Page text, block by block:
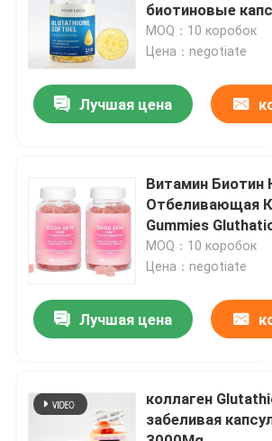
видео
О нас
Проверка качества
Свяжитесь мы
Спросите цитату
Дополнение Maca травяное
биотиновые
Антивозрастные
MOQ：10 коробок
Цена：negotiate
Лучшая цена
Витамин Биотин
Отбеливающая
Gummies
Красоты Волос
MOQ：10 коробок
Цена：negotiate
Лучшая цена
коллаген
забеливая